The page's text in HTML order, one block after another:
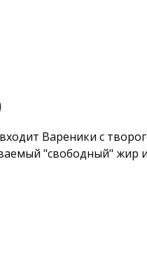
Вареники с
"свободный" жир и